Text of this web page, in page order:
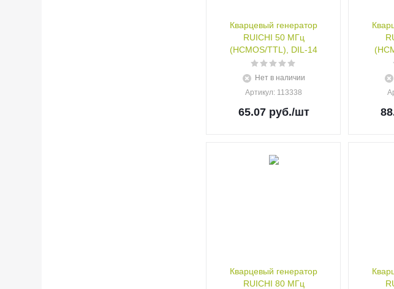
Кварцевый генератор
RUICHI 50 МГц
(HCMOS/TTL), DIL-14
Нет в наличии
Артикул: 113338
65.07руб./шт
Кварцевый генератор
RUICHI 80 МГц